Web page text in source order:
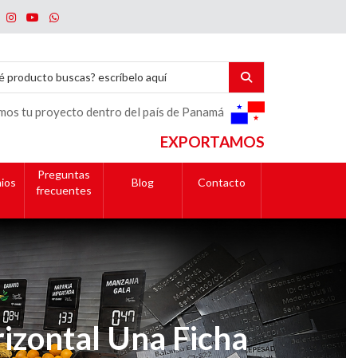
tu proyecto dentro del país de Panamá
EXPORTAMOS
Preguntas
frecuentes
Blog Contacto
Una Ficha